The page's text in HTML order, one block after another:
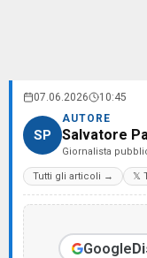
07.06.2026 10:45
SP
AUTORE
Salvatore
Giornalista
Tutti gli articoli → 𝕏
Google